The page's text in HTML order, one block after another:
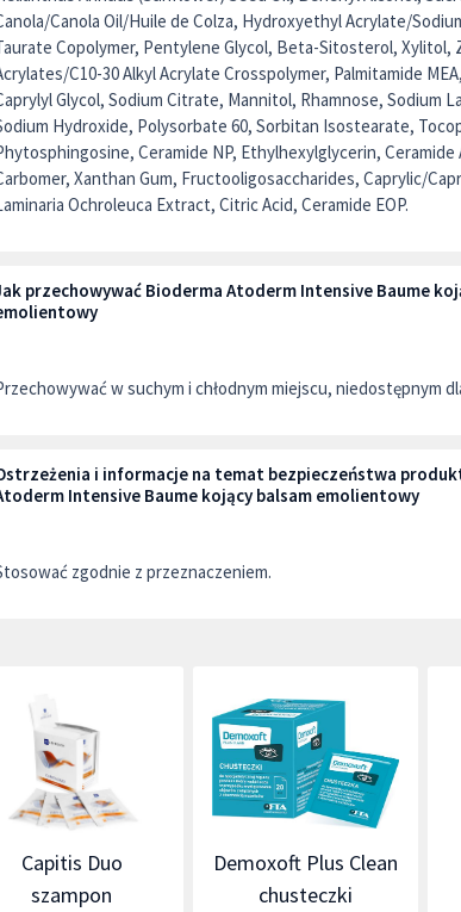
Canola Oil/Huile de Colza, Hydroxyethyl Acrylate/
Copolymer, Pentylene Glycol, Beta-Sitosterol, Xylitol,
C10-30 Alkyl Acrylate Crosspolymer, Palmitamide
Glycol, Sodium Citrate, Mannitol, Rhamnose, Sodium
Hydroxide, Polysorbate 60, Sorbitan Isostearate,
Ceramide NP, Ethylhexylglycerin, Ceramide
Xanthan Gum, Fructooligosaccharides, Caprylic/
Ochroleuca Extract, Citric Acid, Ceramide EOP.
przechowywać Bioderma Atoderm Intensive Baume
w suchym i chłodnym miejscu, niedostępnym
i informacje na temat bezpieczeństwa
Intensive Baume kojący balsam emolientowy
zgodnie z przeznaczeniem.
Capitis Duo
szampon
Demoxoft Plus Clean
chusteczki